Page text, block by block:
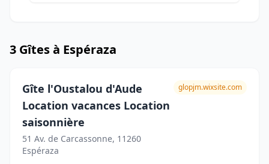
3 Gîtes à Espéraza
Gîte l'Oustalou d'Aude
Location vacances Location
saisonnière
51 Av. de Carcassonne, 11260
Espéraza
glopjm.wixsite.com